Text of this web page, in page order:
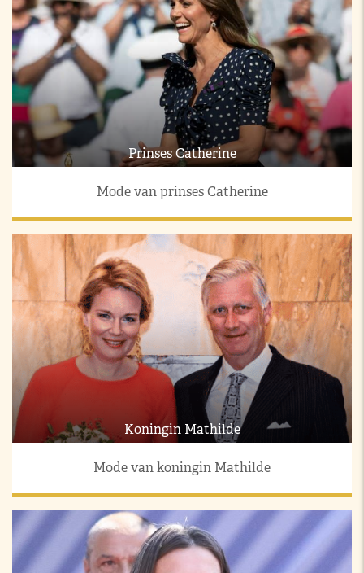
Prinses Catherine
Mode van prinses Catherine
Koningin Mathilde
Mode van koningin Mathilde